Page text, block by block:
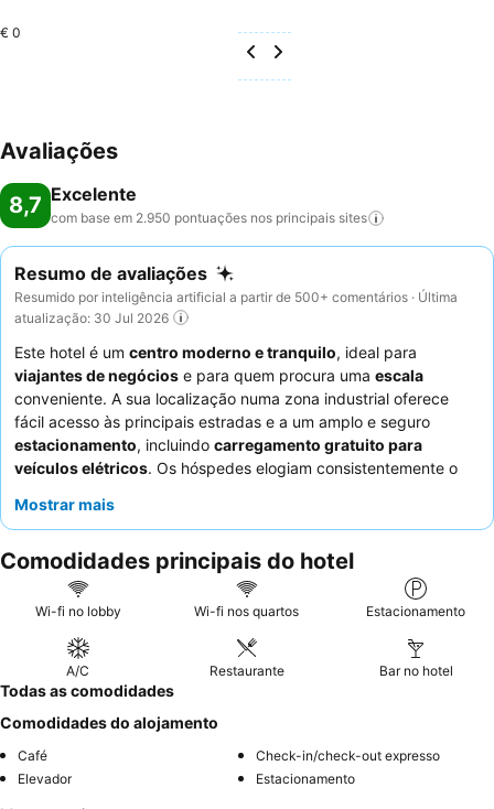
€ 0
Avaliações
8,7 Excelente
com base em 2.950 pontuações nos principais sites
Resumo de avaliações
Resumido por inteligência artificial a partir de 500+ comentários · Última
atualização: 30 Jul 2026
Este hotel é um centro moderno e tranquilo, ideal para
viajantes de negócios e para quem procura uma escala
conveniente. A sua localização numa zona industrial oferece
fácil acesso às principais estradas e a um amplo e seguro
estacionamento, incluindo carregamento gratuito para
veículos elétricos. Os hóspedes elogiam consistentemente o
camas superconfortáveis
são frequentemente destacadas, e opequeno-almoço
elogios pela sua variedade e deliciosas opções, com omenu do
diaa oferecer uma excelente relação qualidade-preço para
hóspedes recomendam solicitar um quarto virado para longe da
zona industrial.
Mostrar mais
Comodidades principais do hotel
Wi-fi no lobby Wi-fi nos quartos Estacionamento
A/C Restaurante Bar no hotel
Todas as comodidades
Comodidades do alojamento
Café
Check-in/check-out expresso
Elevador
Estacionamento